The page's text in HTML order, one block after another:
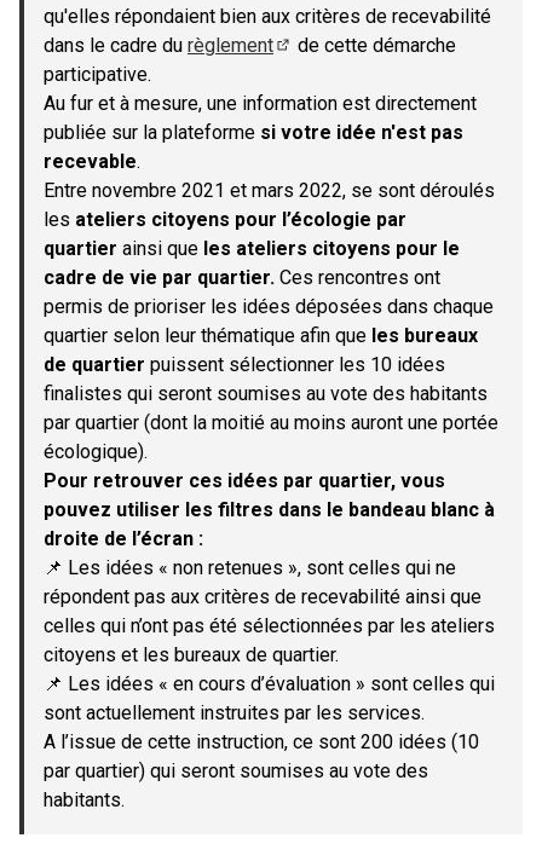
qu'elles répondaient bien aux critères de recevabilité
dans le cadre du règlement
de cette démarche
participative.
Au fur et à mesure, une information est directement
publiée sur la plateforme si votre idée n'est pas
recevable.
Entre novembre 2021 et mars 2022, se sont déroulés
les ateliers citoyens pour l’écologie par
quartier ainsi que les ateliers citoyens pour le
cadre de vie par quartier. Ces rencontres ont
permis de prioriser les idées déposées dans chaque
quartier selon leur thématique afin que les bureaux
de quartier puissent sélectionner les 10 idées
finalistes qui seront soumises au vote des habitants
par quartier (dont la moitié au moins auront une portée
écologique).
Pour retrouver ces idées par quartier, vous
pouvez utiliser les filtres dans le bandeau blanc à
droite de l’écran :
📌 Les idées « non retenues », sont celles qui ne
répondent pas aux critères de recevabilité ainsi que
celles qui n’ont pas été sélectionnées par les ateliers
citoyens et les bureaux de quartier.
📌 Les idées « en cours d’évaluation » sont celles qui
sont actuellement instruites par les services.
A l’issue de cette instruction, ce sont 200 idées (10
par quartier) qui seront soumises au vote des
habitants.